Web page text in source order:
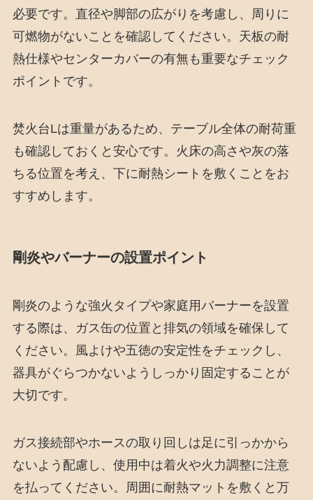
必要です。直径や脚部の広がりを考慮し、周りに
可燃物がないことを確認してください。天板の耐
熱仕様やセンターカバーの有無も重要なチェック
ポイントです。
焚火台Lは重量があるため、テーブル全体の耐荷重
も確認しておくと安心です。火床の高さや灰の落
ちる位置を考え、下に耐熱シートを敷くことをお
すすめします。
剛炎やバーナーの設置ポイント
剛炎のような強火タイプや家庭用バーナーを設置
する際は、ガス缶の位置と排気の領域を確保して
ください。風よけや五徳の安定性をチェックし、
器具がぐらつかないようしっかり固定することが
大切です。
ガス接続部やホースの取り回しは足に引っかから
ないよう配慮し、使用中は着火や火力調整に注意
を払ってください。周囲に耐熱マットを敷くと万